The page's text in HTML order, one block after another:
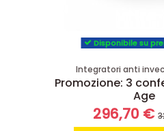
Disponibile su
Integratori anti
Promozione: 3
Age
296,70 €